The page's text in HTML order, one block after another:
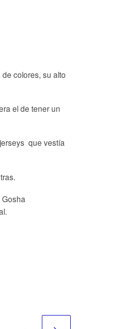
colores, su alto
el de tener un
que vestía
Gosha